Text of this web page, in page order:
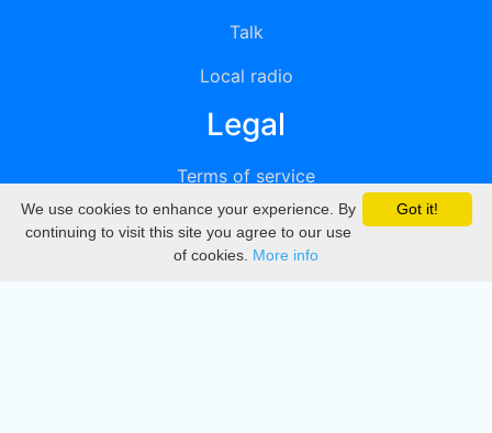
Talk
Local radio
Legal
Terms of service
Privacy
DMCA
Got it!
We use cookies to enhance your experience. By
continuing to visit this site you agree to our use
of cookies. More info